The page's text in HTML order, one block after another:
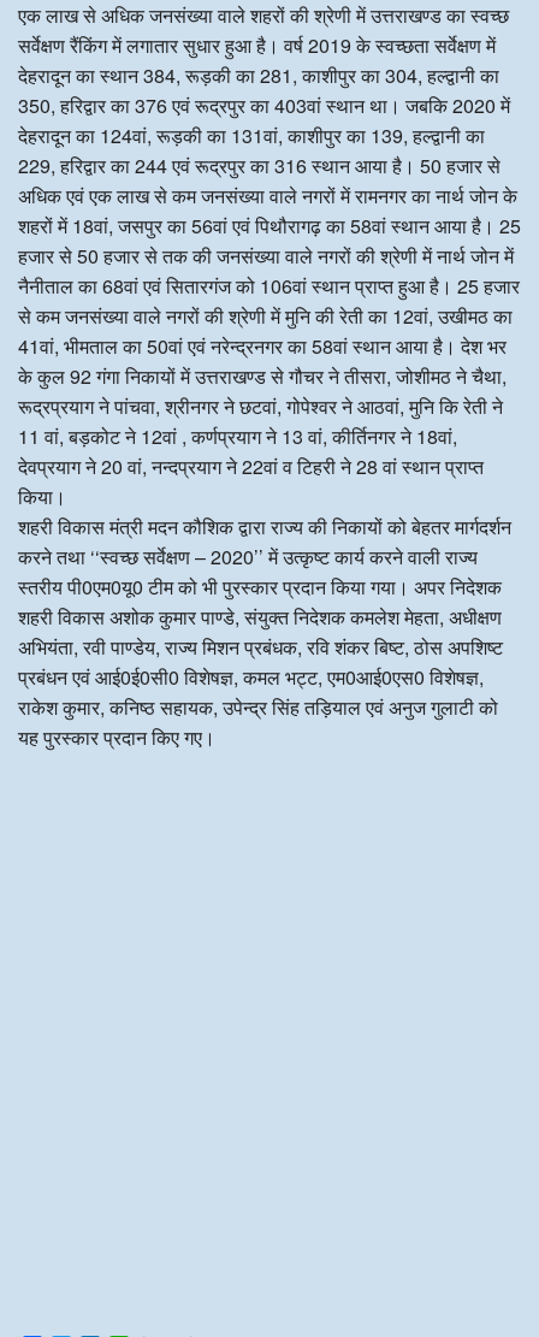
एक लाख से अधिक जनसंख्या वाले शहरों की श्रेणी में उत्तराखण्ड का स्वच्छ
सर्वेक्षण रैंकिंग में लगातार सुधार हुआ है। वर्ष 2019 के स्वच्छता सर्वेक्षण में
देहरादून का स्थान 384, रूड़की का 281, काशीपुर का 304, हल्द्वानी का
350, हरिद्वार का 376 एवं रूद्रपुर का 403वां स्थान था। जबकि 2020 में
देहरादून का 124वां, रूड़की का 131वां, काशीपुर का 139, हल्द्वानी का
229, हरिद्वार का 244 एवं रूद्रपुर का 316 स्थान आया है। 50 हजार से
अधिक एवं एक लाख से कम जनसंख्या वाले नगरों में रामनगर का नार्थ जोन के
शहरों में 18वां, जसपुर का 56वां एवं पिथौरागढ़ का 58वां स्थान आया है। 25
हजार से 50 हजार से तक की जनसंख्या वाले नगरों की श्रेणी में नार्थ जोन में
नैनीताल का 68वां एवं सितारगंज को 106वां स्थान प्राप्त हुआ है। 25 हजार
से कम जनसंख्या वाले नगरों की श्रेणी में मुनि की रेती का 12वां, उखीमठ का
41वां, भीमताल का 50वां एवं नरेन्द्रनगर का 58वां स्थान आया है। देश भर
के कुल 92 गंगा निकायों में उत्तराखण्ड से गौचर ने तीसरा, जोशीमठ ने चैथा,
रूद्रप्रयाग ने पांचवा, श्रीनगर ने छटवां, गोपेश्वर ने आठवां, मुनि कि रेती ने
11 वां, बड़कोट ने 12वां , कर्णप्रयाग ने 13 वां, कीर्तिनगर ने 18वां,
देवप्रयाग ने 20 वां, नन्दप्रयाग ने 22वां व टिहरी ने 28 वां स्थान प्राप्त
किया।
शहरी विकास मंत्री मदन कौशिक द्वारा राज्य की निकायों को बेहतर मार्गदर्शन
करने तथा ‘‘स्वच्छ सर्वेक्षण – 2020’’ में उत्कृष्ट कार्य करने वाली राज्य
स्तरीय पी0एम0यू0 टीम को भी पुरस्कार प्रदान किया गया। अपर निदेशक
शहरी विकास अशोक कुमार पाण्डे, संयुक्त निदेशक कमलेश मेहता, अधीक्षण
अभियंता, रवी पाण्डेय, राज्य मिशन प्रबंधक, रवि शंकर बिष्ट, ठोस अपशिष्ट
प्रबंधन एवं आई0ई0सी0 विशेषज्ञ, कमल भट्ट, एम0आई0एस0 विशेषज्ञ,
राकेश कुमार, कनिष्ठ सहायक, उपेन्द्र सिंह तड़ियाल एवं अनुज गुलाटी को
यह पुरस्कार प्रदान किए गए।